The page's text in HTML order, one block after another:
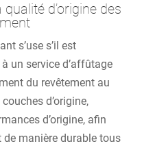
d’origine des
s’use s’il est
un service d’affûtage
du revêtement au
d’origine,
d’origine, afin
manière durable tous